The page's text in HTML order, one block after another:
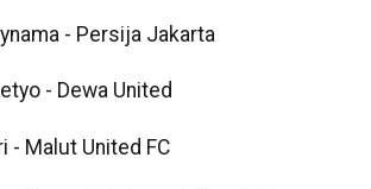
- Persija Jakarta
- Dewa United
- Malut United FC